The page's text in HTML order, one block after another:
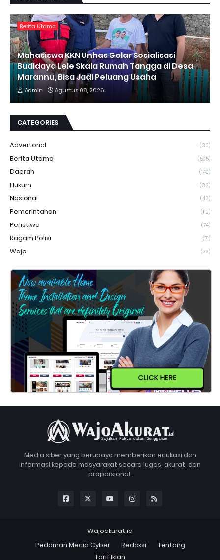
Berita Utama
Mahasiswa KKN Unhas Gelar Sosialisasi
Budidaya Lele Skala Rumah Tangga di Desa
Marannu, Bisa Jadi Peluang Usaha
Admin Agustus 08, 2026
CATEGORIES
Advertorial (30)
Berita Utama (595)
Daerah (149)
Hukum (36)
Nasional (43)
Pemerintahan (112)
Peristiwa (74)
Ragam Polisi (71)
Wajo (76)
CLICK HERE
Media siber yang berupaya memberikan edukasi dan
informasi kepada masyarakat secara lugas, akurat, dan
proporsional.
Wajoakurat.id
Pedoman Media Cyber
Redaksi
Tentang
Tarif Iklan